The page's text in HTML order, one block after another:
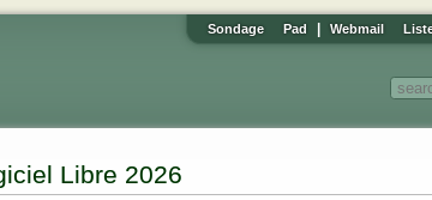
Webmail
Pad
Sondage
Libre 2026